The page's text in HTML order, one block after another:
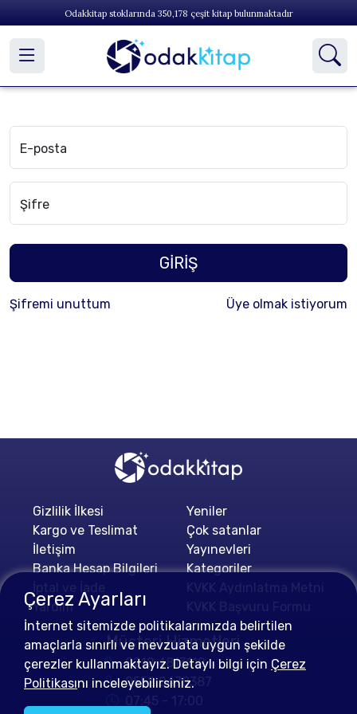
Odakkitap stoklarında 350,178 çeşit kitap bulunmaktadır
E-posta
Şifre
GİRİŞ
Şifremi unuttum Üye olmak istiyorum
Gizlilik İlkesi
Kargo ve Teslimat
İletişim
Banka Hesap Bilgileri
Yardım
Yeniler
Çok satanlar
Yayınevleri
Kategoriler
Müşteri Hizmetleri
0212 4813112
0552 0478387
07:45 - 17:00
Çerez Ayarları
İnternet sitemizde politikalarımızda belirtilen
amaçlarla sınırlı ve mevzuata uygun şekilde
çerezler kullanmaktayız. Detaylı bilgi için Çerez
Politikasını inceleyebilirsiniz.